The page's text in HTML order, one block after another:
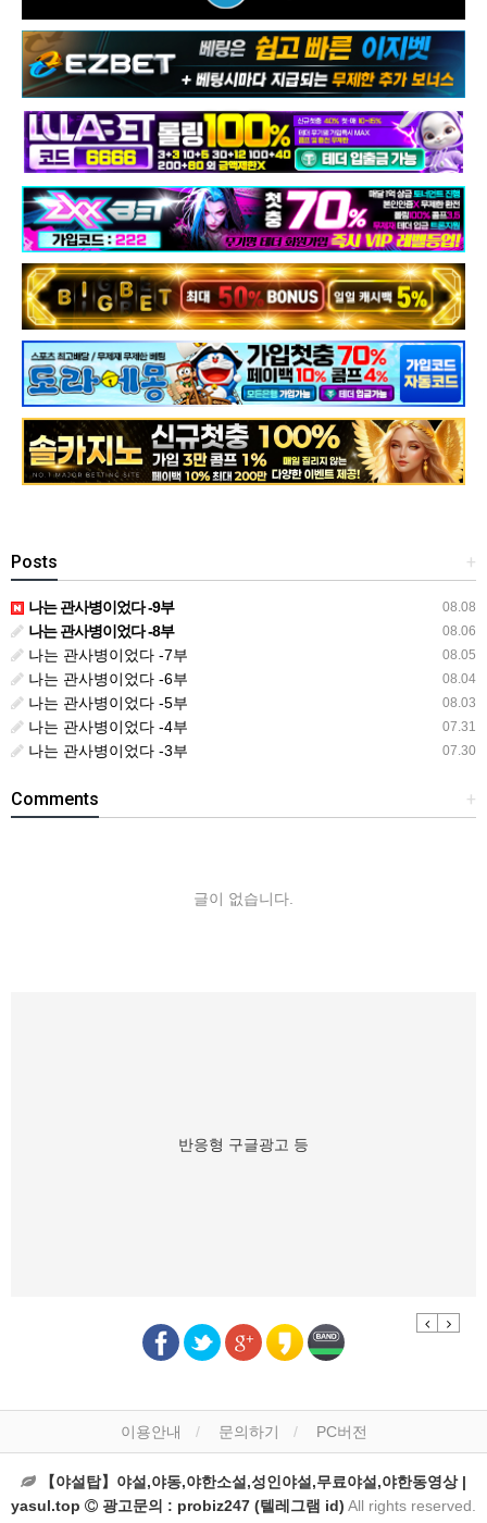
+
Posts
08.08
나는 관사병이었다 -9부
08.06
나는 관사병이었다 -8부
08.05
나는 관사병이었다 -7부
08.04
나는 관사병이었다 -6부
08.03
나는 관사병이었다 -5부
07.31
나는 관사병이었다 -4부
07.30
나는 관사병이었다 -3부
+
Comments
글이 없습니다.
반응형 구글광고 등
Previous
Next
이용안내 문의하기 PC버전
【야설탑】야설,야동,야한소설,성인야설,무료야설,야한동영상 |
yasul.top
광고문의 : probiz247 (텔레그램 id) All rights reserved.